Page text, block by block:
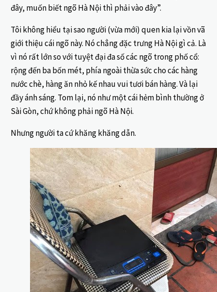
đây, muốn biết ngõ Hà Nội thì phải vào đây”.
Tôi không hiểu tại sao người (vừa mới) quen kia lại vồn vã
giới thiệu cái ngõ này. Nó chẳng đặc trưng Hà Nội gì cả. Là
vì nó rất lớn so với tuyệt đại đa số các ngõ trong phố cổ:
rộng đến ba bốn mét, phía ngoài thừa sức cho các hàng
nước chè, hàng ăn nhỏ kế nhau vui tươi bán hàng. Và lại
đầy ánh sáng. Tom lại, nó như một cái hẻm bình thường ở
Sài Gòn, chứ không phải ngõ Hà Nội.
Nhưng người ta cứ khăng khăng dẫn.